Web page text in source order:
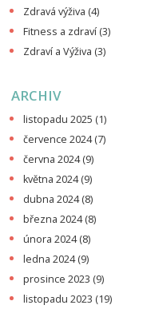
Zdravá výživa (4)
Fitness a zdraví (3)
Zdraví a Výživa (3)
ARCHIV
listopadu 2025 (1)
července 2024(7)
června 2024(9)
května 2024(9)
dubna 2024(8)
března 2024(8)
února 2024(8)
ledna 2024(9)
prosince 2023 (9)
listopadu 2023 (19)